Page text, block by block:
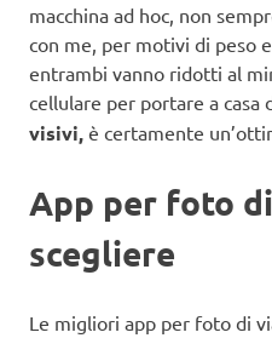
macchina ad hoc, non
con me, per motivi di peso
entrambi vanno ridotti al
cellulare per portare a casa
visivi, è certamente
App per foto
scegliere
Le migliori app per foto di